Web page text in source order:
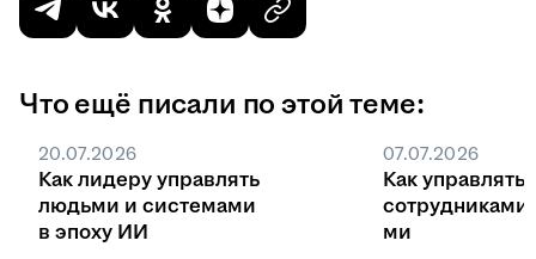
Что ещё писали по этой теме:
20.07.2026
Как лидеру управлять
людьми и системами
в эпоху ИИ
07.07.2026
Как управлять
ми